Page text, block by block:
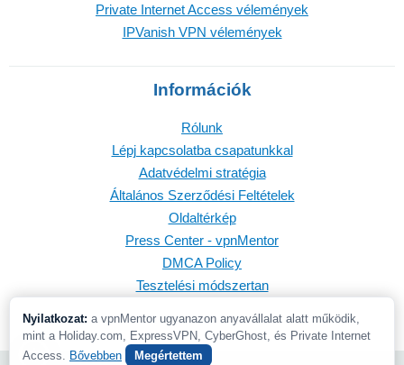
Private Internet Access vélemények
IPVanish VPN vélemények
Információk
Rólunk
Lépj kapcsolatba csapatunkkal
Adatvédelmi stratégia
Általános Szerződési Feltételek
Oldaltérkép
Press Center - vpnMentor
DMCA Policy
Tesztelési módszertan
Nyilatkozat: a vpnMentor ugyanazon anyavállalat alatt működik,
mint a Holiday.com, ExpressVPN, CyberGhost, és Private Internet
Access. Bővebben Megértettem